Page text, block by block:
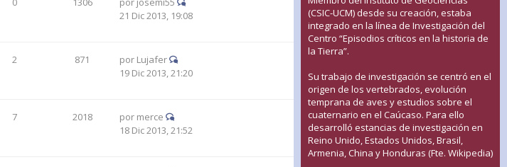
21 Dic 2013, 19:08
2 871 por Lujafer
19 Dic 2013, 21:20
7 2018 por merce
18 Dic 2013, 21:52
(CSIC-UCM) desde su creación, estaba
integrado en la línea de Investigación del
Centro “Episodios críticos en la historia de
la Tierra”.
Su trabajo de investigación se centró en el
origen de los vertebrados, evolución
temprana de aves y estudios sobre el
cuaternario en el Caúcaso. Para ello
desarrolló estancias de investigación en
Reino Unido, Estados Unidos, Brasil,
Armenia, China y Honduras (Fte. Wikipedia)